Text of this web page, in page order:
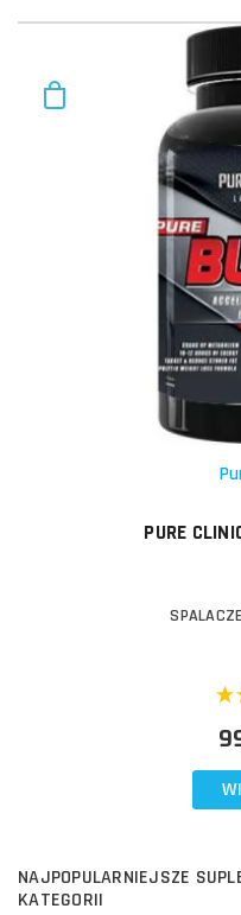
PURE
NAJPOPULARNIEJSZE
KATEGORII